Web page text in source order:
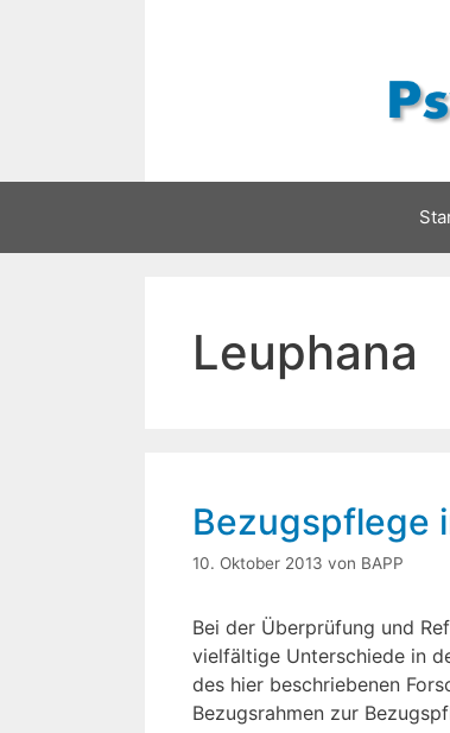
Leuphana
Bezugspflege
10. Oktober 2013 von BAPP
Bei der Überprüfung und
vielfältige Unterschiede in
des hier beschriebenen
Bezugsrahmen zur